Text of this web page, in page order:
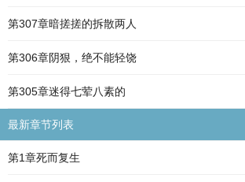
第307章暗搓搓的拆散两人
第306章阴狠，绝不能轻饶
第305章迷得七荤八素的
最新章节列表
第1章死而复生